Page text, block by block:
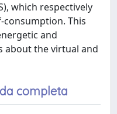
which respectively
consumption. This
and
about the virtual and
completa